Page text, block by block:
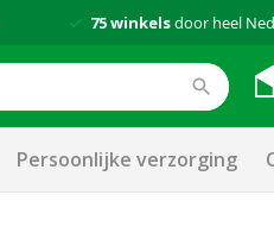
75 winkelsdoor heel
Persoonlijke verzorging